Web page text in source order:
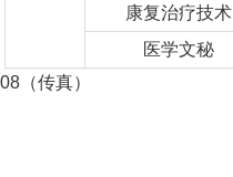
康复治疗技术
医学文秘
（传真）